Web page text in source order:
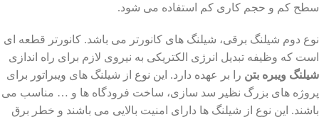
سطح کم و حجم کاری کم استفاده می شود.
نوع دوم شیلنگ برقی، شیلنگ های کانورتر می باشد. کانورتر قطعه ای
است که وظیفه تبدیل انرژی الکتریکی به نیروی لازم برای راه اندازی
شیلنگ ویبره بتن را بر عهده دارد. این نوع از شیلنگ های ویبراتور برای
پروژه های بزرگ نظیر سد سازی، ساخت فرودگاه ها و ‌… مناسب می
باشند. این نوع از شیلنگ ها دارای امنیت بالایی می باشند و خطر برق